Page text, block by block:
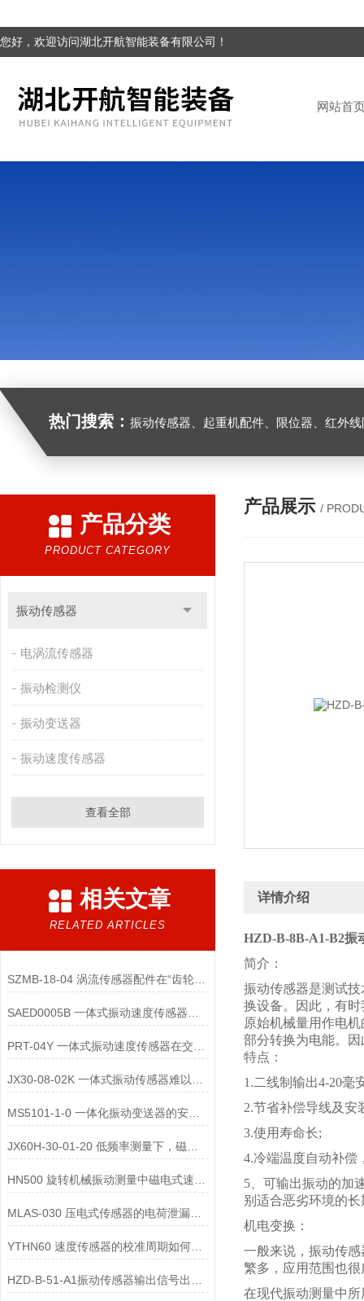
您好，欢迎访问湖北开航智能装备有限公司！
网站首
热门搜索： 振动传感器、起重机配件、限位器、红外线防撞器
产品分类
PRODUCT CATEGORY
振动传感器
电涡流传感器
振动检测仪
振动变送器
振动速度传感器
查看全部
相关文章
RELATED ARTICLES
SZMB-18-04 涡流传感器配件在“齿轮箱与低速重载机械”监测中的应用
MS5101-1-0 一体化振动变送器的安装位置选择对测量精度的影响有哪些？
JX60H-30-01-20 低频率测量下，磁电式一体化振动变送器的选型注意事项？
MLAS-030 压电式传感器的电荷泄漏机制是什么？
YTHN60 速度传感器的校准周期如何确定？
产品展示 /
详情介绍
HZD-B-8B-A1-B2振
简介：
振动传感器是测试
换设备。因此，有
原始机械量用作电
部分转换为电能。
特点：
1.二线制输出4-20毫
2.节省补偿导线及安
3.使用寿命长;
4.冷端温度自动补偿
5、可输出振动的加
别适合恶劣环境的
机电变换：
一般来说，振动传
繁多，应用范围也很
在现代振动测量中